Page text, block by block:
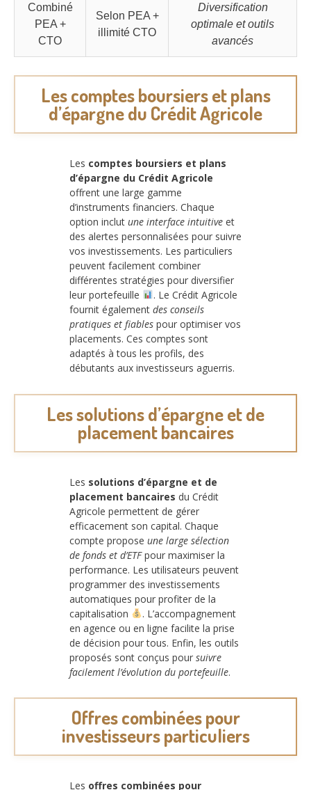
Combiné
PEA +
CTO
Selon PEA +
illimité CTO
Diversification
optimale et outils
avancés
Les comptes boursiers et plans
d’épargne du Crédit Agricole
Les comptes boursiers et plans
d’épargne du Crédit Agricole
offrent une large gamme
d’instruments financiers. Chaque
option inclut une interface intuitive et
des alertes personnalisées pour suivre
vos investissements. Les particuliers
peuvent facilement combiner
différentes stratégies pour diversifier
leur portefeuille
. Le Crédit Agricole
fournit également des conseils
pratiques et fiables pour optimiser vos
placements. Ces comptes sont
adaptés à tous les profils, des
débutants aux investisseurs aguerris.
Les solutions d’épargne et de
placement bancaires
Les solutions d’épargne et de
placement bancaires du Crédit
Agricole permettent de gérer
efficacement son capital. Chaque
compte propose une large sélection
de fonds et d’ETFpour maximiser la
performance. Les utilisateurs peuvent
programmer des investissements
automatiques pour profiter de la
capitalisation
. L’accompagnement
en agence ou en ligne facilite la prise
de décision pour tous. Enfin, les outils
proposés sont conçus pour suivre
facilement l’évolution du portefeuille.
Offres combinées pour
investisseurs particuliers
Les offres combinées pour